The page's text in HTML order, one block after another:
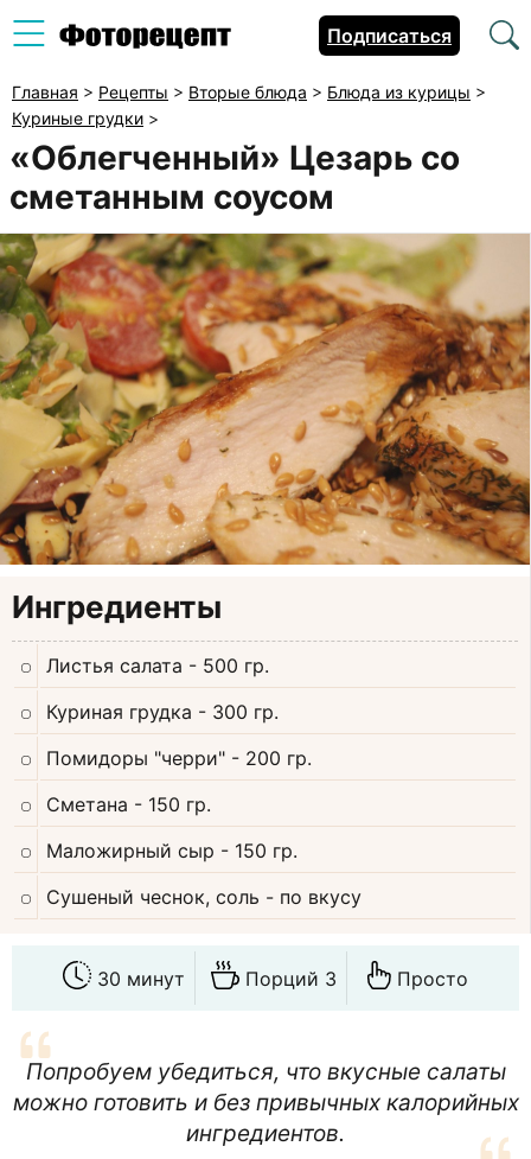
Подписаться
Главная > Рецепты > Вторые блюда > Блюда из курицы >
Куриные грудки >
«Облегченный» Цезарь со
сметанным соусом
Ингредиенты
Листья салата - 500 гр.
Куриная грудка - 300 гр.
Помидоры "черри" - 200 гр.
Сметана - 150 гр.
Маложирный сыр - 150 гр.
Сушеный чеснок, соль - по вкусу
30 минут Порций 3 Просто
Попробуем убедиться, что вкусные салаты
можно готовить и без привычных калорийных
ингредиентов.